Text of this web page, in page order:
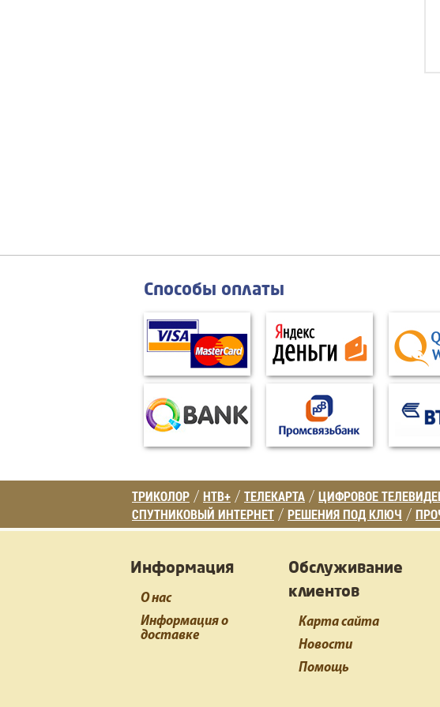
Способы оплаты
ТРИКОЛОР / НТВ+ / ТЕЛЕКАРТА / ЦИФРОВОЕ
СПУТНИКОВЫЙ ИНТЕРНЕТ / РЕШЕНИЯ ПОД КЛЮЧ /
Информация
О нас
Информация о
доставке
Обслуживание
клиентов
Карта сайта
Новости
Помощь